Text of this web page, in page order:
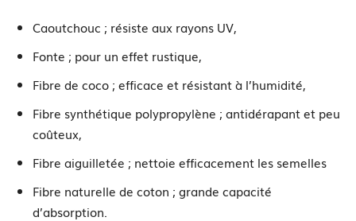
Caoutchouc ; résiste aux rayons UV,
Fonte ; pour un effet rustique,
Fibre de coco ; efficace et résistant à l’humidité,
Fibre synthétique polypropylène ; antidérapant et peu
coûteux,
Fibre aiguilletée ; nettoie efficacement les semelles
Fibre naturelle de coton ; grande capacité
d’absorption.